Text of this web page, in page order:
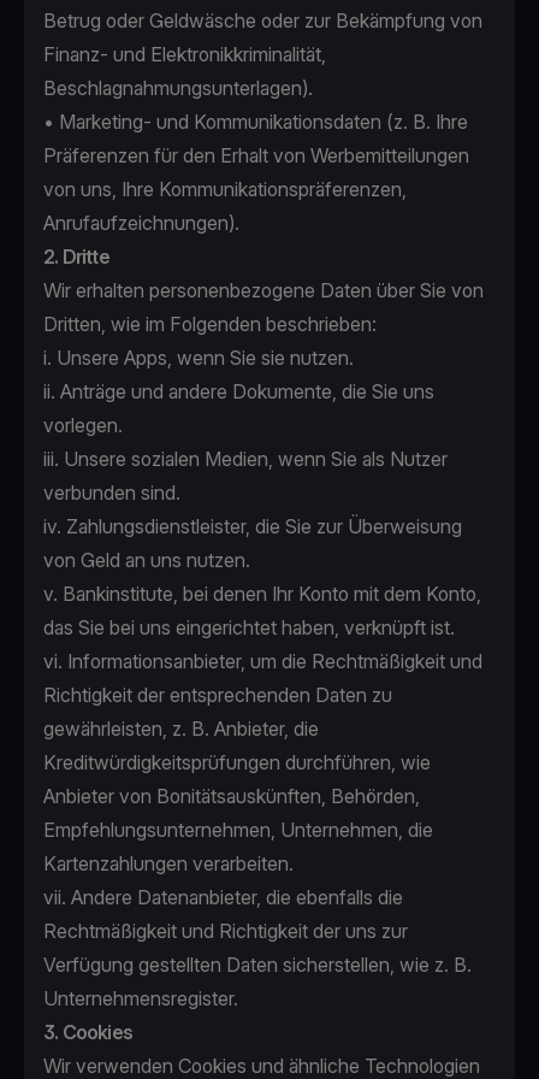
Betrug oder Geldwäsche oder zur Bekämpfung von
Finanz- und Elektronikkriminalität,
Beschlagnahmungsunterlagen).
• Marketing- und Kommunikationsdaten (z. B. Ihre
Präferenzen für den Erhalt von Werbemitteilungen
von uns, Ihre Kommunikationspräferenzen,
Anrufaufzeichnungen).
2. Dritte
Wir erhalten personenbezogene Daten über Sie von
Dritten, wie im Folgenden beschrieben:
i. Unsere Apps, wenn Sie sie nutzen.
ii. Anträge und andere Dokumente, die Sie uns
vorlegen.
iii. Unsere sozialen Medien, wenn Sie als Nutzer
verbunden sind.
iv. Zahlungsdienstleister, die Sie zur Überweisung
von Geld an uns nutzen.
v. Bankinstitute, bei denen Ihr Konto mit dem Konto,
das Sie bei uns eingerichtet haben, verknüpft ist.
vi. Informationsanbieter, um die Rechtmäßigkeit und
Richtigkeit der entsprechenden Daten zu
gewährleisten, z. B. Anbieter, die
Kreditwürdigkeitsprüfungen durchführen, wie
Anbieter von Bonitätsauskünften, Behörden,
Empfehlungsunternehmen, Unternehmen, die
Kartenzahlungen verarbeiten.
vii. Andere Datenanbieter, die ebenfalls die
Rechtmäßigkeit und Richtigkeit der uns zur
Verfügung gestellten Daten sicherstellen, wie z. B.
Unternehmensregister.
3. Cookies
Wir verwenden Cookies und ähnliche Technologien